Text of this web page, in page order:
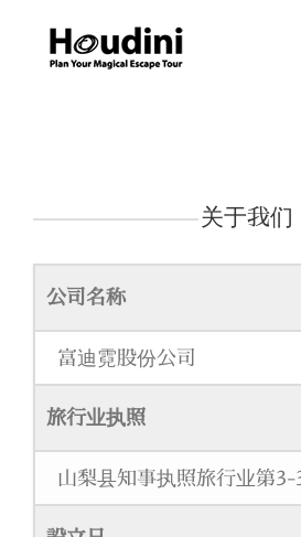
content
关于我们
公司名称
富迪霓股份公司
旅行业执照
山梨县知事执照旅行业第3-